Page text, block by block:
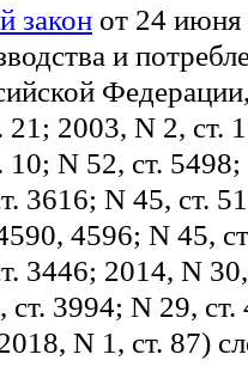
закон от 24 июня
и
21; 2003, N 2, ст.
10; N 52, ст.
3616; N 45, ст.
4596; N 45,
3446; 2014, N
ст. 3994; N 29,
N 1, ст. 87)